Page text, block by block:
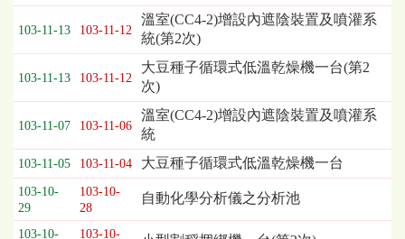
開
標
截
標
日
公
告
事
項
103-11-13 103-11-12
溫室(CC4-2)增設內遮陰裝置及噴灌系
統(第2次)
103-11-13 103-11-12
大豆種子循環式低溫乾燥機一台(第2
次)
103-11-07 103-11-06
溫室(CC4-2)增設內遮陰裝置及噴灌系
統
103-11-05 103-11-04 大豆種子循環式低溫乾燥機一台
103-10-
29
103-10-
28
自動化學分析儀之分析池
103-10-
103-10-